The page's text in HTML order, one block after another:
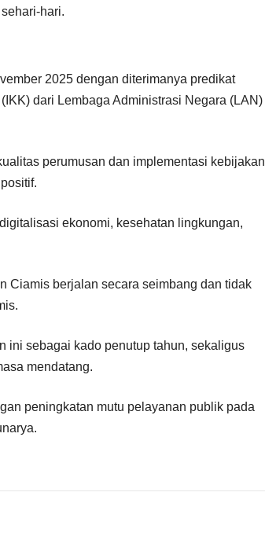
hari.
2025 dengan diterimanya predikat
dari Lembaga Administrasi Negara (LAN)
perumusan dan implementasi kebijakan
ekonomi, kesehatan lingkungan,
Ciamis berjalan secara seimbang dan tidak
ini sebagai kado penutup tahun, sekaligus
mendatang.
peningkatan mutu pelayanan publik pada